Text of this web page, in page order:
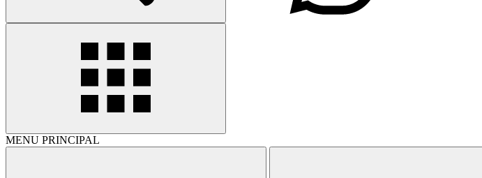
MENU PRINCIPAL